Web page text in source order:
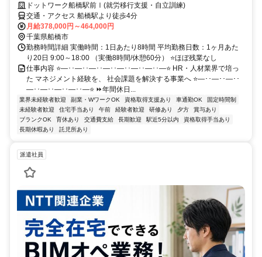
ドットワーク船橋駅前Ⅰ(就労移行支援・自立訓練)
交通・アクセス 船橋駅より徒歩4分
月給378,000円～464,000円
千葉県船橋市
勤務時間詳細 実働時間：1日あたり8時間 平均勤務日数：1ヶ月あた
り20日 9:00～18:00 （実働8時間/休憩60分） ⭐ほぼ残業なし
仕事内容 ⭐―･･―･･―･･―･･―･･―･･―･･―⭐ HR・人材業界で培っ
た マネジメント経験を、 社会課題を解決する事業へ ⭐―･･―･･―･･
―･･―･･―･･―･･―⭐ ⏩年間休日...
業界未経験者歓迎 副業・WワークOK 資格取得支援あり 車通勤OK
固定時間制
未経験者歓迎
住宅手当あり 午前 経験者歓迎 研修あり 夕方
賞与あり
ブランクOK
育休あり 交通費支給 長期歓迎 駅近5分以内
資格取得手当あり
長期休暇あり
託児所あり
派遣社員